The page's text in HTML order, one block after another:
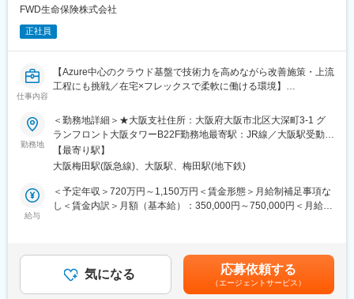
■組織概要
IT推進部＿支社ＤＸ推進チーム（現在4名）
※今後7,8名まで増員を予定しております。
■特徴・魅力
・現場へのインパクトの大きいDX推進
減するプロジェクトと向き合っております。
年間16.8万時間の削減を目標としている貢献実感を味わえるプロ
ジェクトです。
保険事務業務のデジタル化は一定進めてきているものの、支社に
おける従業員関係の 申請業務については長い間大きな業務変革
・盤石な財務基盤の中で中長期的に挑戦できる環境：
生命保険業界のリーディングカンパニーとして、約1500万人のお
FWD生命保険株式会社
正社員
仕事内容
【Azure中心のクラウド基盤で技術力を高めながら改善施策・上流
工程にも挑戦／在宅×フレックスで柔軟に働ける環境】
■業務内容：
・Infra領域全般（サーバ、ミドルウェア、ネットワーク、PC、認
証関連、コールセンター等）に関するサポート ※全領域でなくて
も可
・各種プロジェクト対応
・テクニカル／改善系施策推進
テクニカル・サービス部 システム運用グループ
テクニカル・サービス部 ユーザー運用グループ
勤務地
＜勤務地詳細＞★大阪支社住所：大阪府大阪市北区大深町3-1 グ
ランフロント大阪タワーB22F勤務地最寄駅：JR線／大阪駅受動喫
煙対策：屋内全面禁煙変更の範囲：会社の定める事業所（リモー
トワーク含む）
【最寄り駅】
大阪梅田駅(阪急線)、大阪駅、梅田駅(地下鉄)
給与
＜予定年収＞720万円～1,150万円＜賃金形態＞月給制補足事項な
し＜賃金内訳＞月額（基本給）：350,000円～750,000円＜月給＞
り：変動報酬 年1回（3月）■昇給・あり：年1回（4月）賃金はあ
くまでも目安の金額であり、選考を通じて上下する可能性があり
ます。月給(月額)は固定手当を含めた表記です。
気になる 応募依頼する
（エージェントサービス）